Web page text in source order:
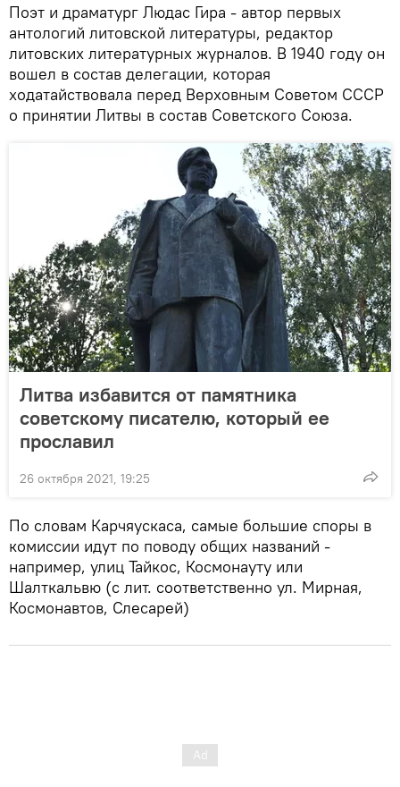
Поэт и драматург Людас Гира - автор первых
антологий литовской литературы, редактор
литовских литературных журналов. В 1940 году он
вошел в состав делегации, которая
ходатайствовала перед Верховным Советом СССР
о принятии Литвы в состав Советского Союза.
Литва избавится от памятника
советскому писателю, который ее
прославил
26 октября 2021, 19:25
По словам Карчяускаса, самые большие споры в
комиссии идут по поводу общих названий -
например, улиц Тайкос, Космонауту или
Шалткальвю (с лит. соответственно ул. Мирная,
Космонавтов, Слесарей)